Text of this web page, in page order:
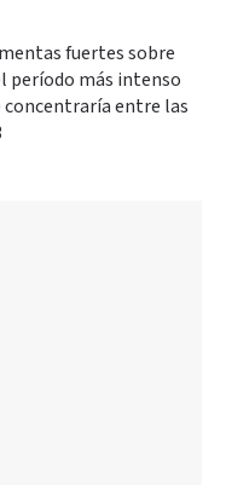
fuertes sobre
período más intenso
concentraría entre las